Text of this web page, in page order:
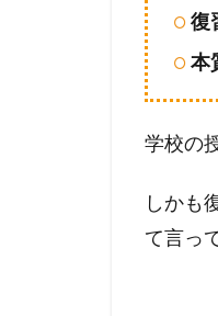
復
本
学校の
しかも
て言っ